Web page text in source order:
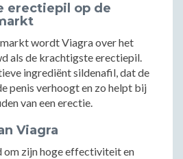
erectiepil op de
wordt Viagra over het
als de krachtigste erectiepil.
ingrediënt sildenafil, dat de
penis verhoogt en zo helpt bij
van een erectie.
Viagra
om zijn hoge effectiviteit en